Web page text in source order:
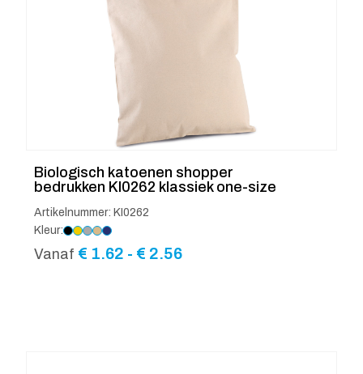
Biologisch katoenen shopper
bedrukken KI0262 klassiek one-size
Artikelnummer: KI0262
Kleur:
Vanaf € 1.62 - € 2.56Prijsklasse: